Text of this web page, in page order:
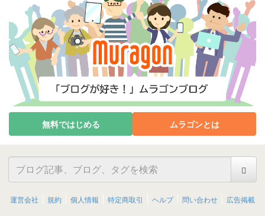
無料ではじめる ムラゴンとは
運営会社 規約 個人情報 特定商取引 ヘルプ 問い合わせ 広告掲載